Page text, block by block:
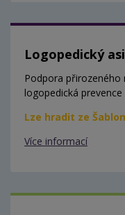
Logopedický
Podpora
logopedická prevence
Lze hradit ze Šablon
Více informací